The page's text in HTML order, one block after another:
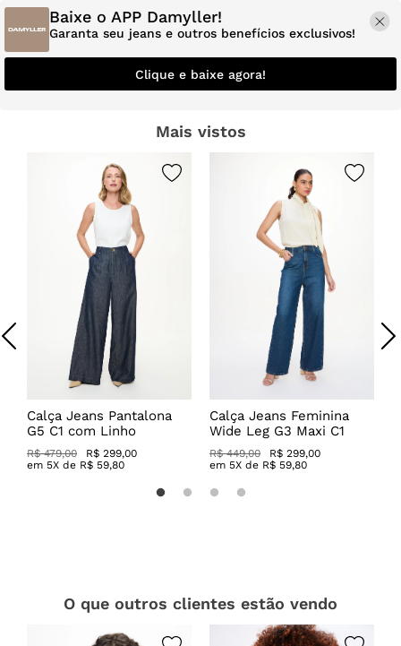
Baixe o APP Damyller!
Garanta seu jeans e outros benefícios exclusivos!
Clique e baixe agora!
Mais vistos
Calça Jeans Pantalona
G5 C1 com Linho
R$ 479,00
R$ 299,00
em 5X de R$ 59,80
Calça Jeans Feminina
Wide Leg G3 Maxi C1
R$ 449,00
R$ 299,00
em 5X de R$ 59,80
O que outros clientes estão vendo